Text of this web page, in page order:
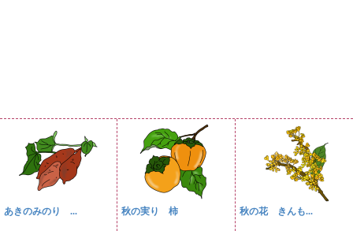
あきのみのり ... 秋の実り 柿 秋の花 きんも...